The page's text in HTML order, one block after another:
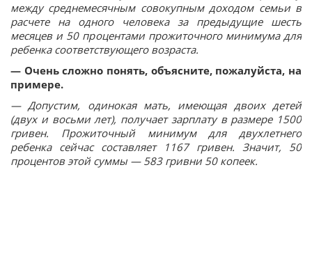
между среднемесячным совокупным доходом семьи в
расчете на одного человека за предыдущие шесть
месяцев и 50 процентами прожиточного минимума для
ребенка соответствующего возраста.
— Очень сложно понять, объясните, пожалуйста, на
примере.
— Допустим, одинокая мать, имеющая двоих детей
(двух и восьми лет), получает зарплату в размере 1500
гривен. Прожиточный минимум для двухлетнего
ребенка сейчас составляет 1167 гривен. Значит, 50
процентов этой суммы — 583 гривни 50 копеек.